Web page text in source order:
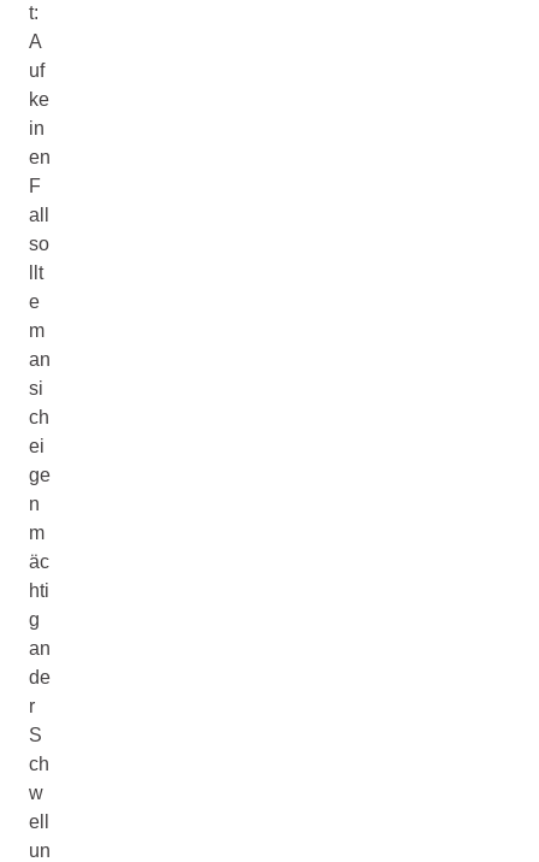
t:
A
uf
ke
in
en
F
all
so
llt
e
m
an
si
ch
ei
ge
n
m
äc
hti
g
an
de
r
S
ch
w
ell
un